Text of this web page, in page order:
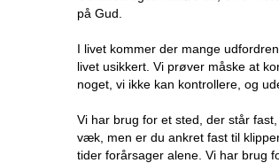
på Gud.
I livet kommer der mange
livet usikkert. Vi prøver måske at
noget, vi ikke kan kontrollere, og
Vi har brug for et sted, der står
væk, men er du ankret fast til
tider forårsager alene. Vi har brug